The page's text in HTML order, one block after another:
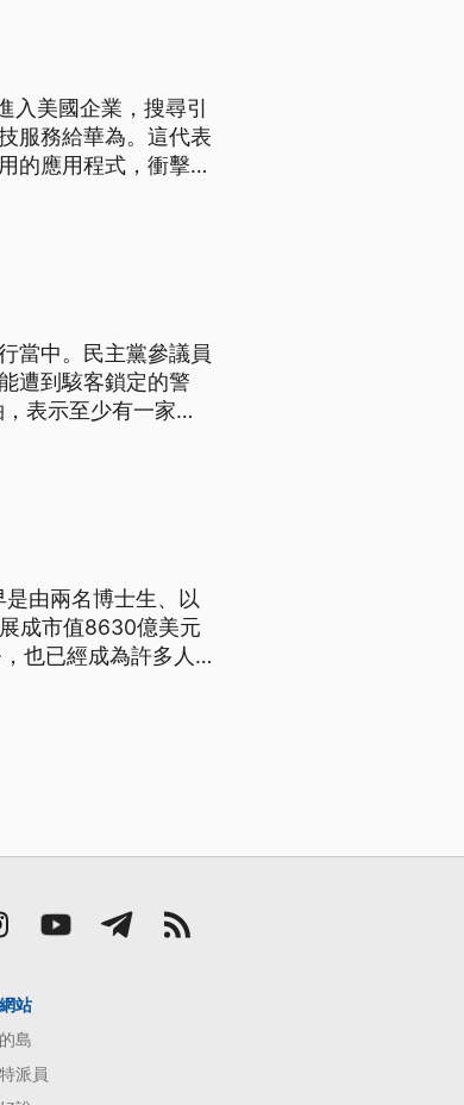
服務給華為。這代表
的應用程式，衝擊華
使用會對國安問題
當中。民主黨參議員
遭到駭客鎖定的警
表示至少有一家大
防範。 美聯社資安
由兩名博士生、以
成市值8630億美元
也已經成為許多人
後來改為google，
站
島
派員